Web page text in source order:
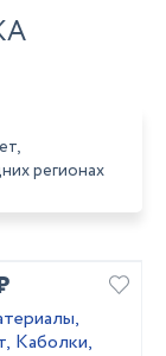
регионах
Каболки,